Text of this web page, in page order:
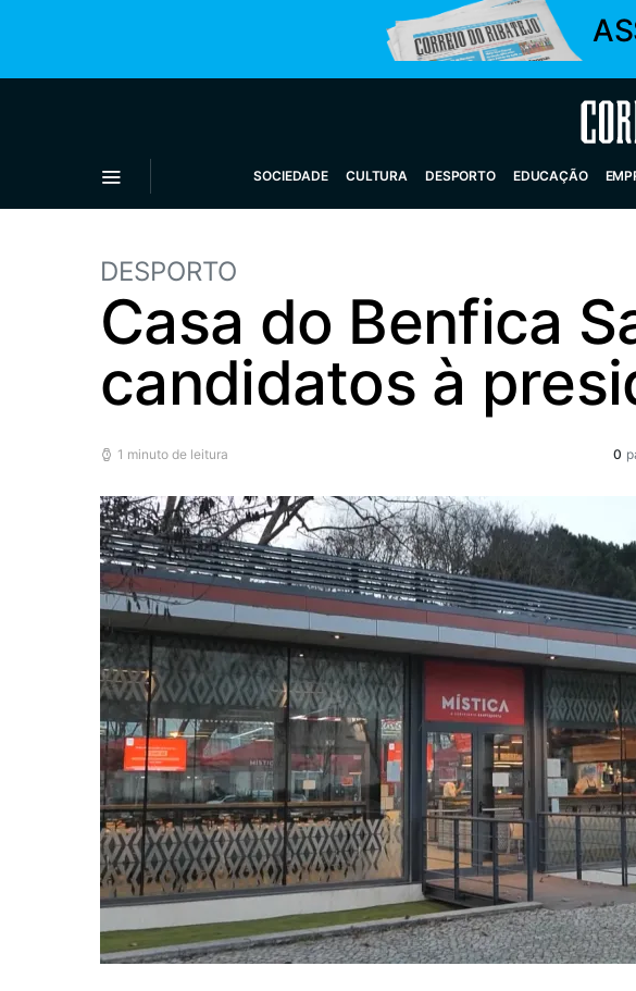
SOCIEDADE CULTURA DESPORTO EDUCAÇÃO
DESPORTO
Casa do Benfica
candidatos à
1 minuto de leitura 0